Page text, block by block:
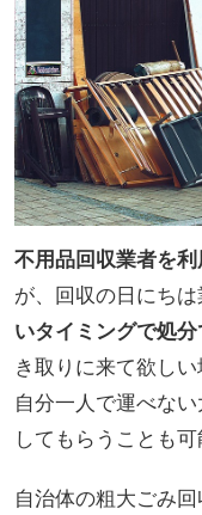
不用品回収業者を
が、回収の日にち
いタイミングで処
き取りに来て欲し
自分一人で運べな
してもらうことも可
自治体の粗大ごみ